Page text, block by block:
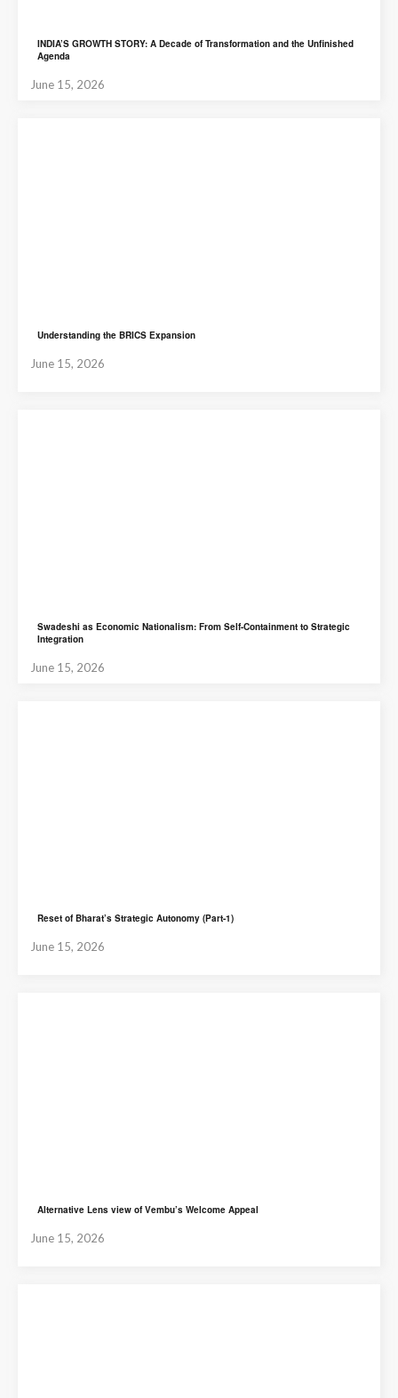
INDIA’S GROWTH STORY: A Decade of Transformation and the Unfinished
Agenda
June 15, 2026
Understanding the BRICS Expansion
June 15, 2026
Swadeshi as Economic Nationalism: From Self-Containment to Strategic
Integration
June 15, 2026
Reset of Bharat’s Strategic Autonomy (Part-1)
June 15, 2026
Alternative Lens view of Vembu’s Welcome Appeal
June 15, 2026